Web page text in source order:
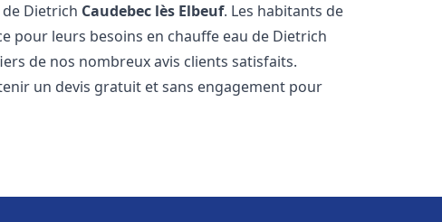
Dietrich Caudebec lès Elbeuf. Les habitants de
pour leurs besoins en chauffe eau de Dietrich
de nos nombreux avis clients satisfaits.
un devis gratuit et sans engagement pour